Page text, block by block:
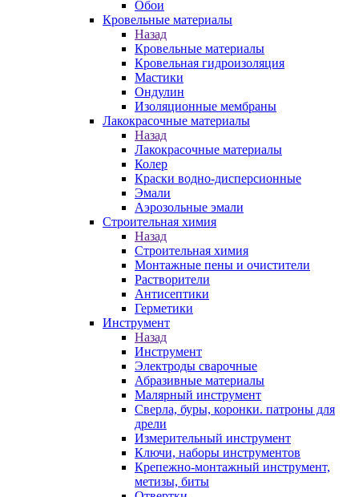
Обои
Кровельные материалы
Назад
Кровельные материалы
Кровельная гидроизоляция
Мастики
Ондулин
Изоляционные мембраны
Лакокрасочные материалы
Назад
Лакокрасочные материалы
Колер
Краски водно-дисперсионные
Эмали
Аэрозольные эмали
Строительная химия
Назад
Строительная химия
Монтажные пены и очистители
Растворители
Антисептики
Герметики
Инструмент
Назад
Инструмент
Электроды сварочные
Абразивные материалы
Малярный инструмент
Сверла, буры, коронки. патроны для
дрели
Измерительный инструмент
Ключи, наборы инструментов
Крепежно-монтажный инструмент,
метизы, биты